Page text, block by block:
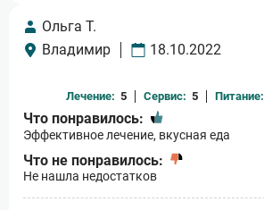
Ольга Т.
Владимир
18.10.2022
Лечение: 5 Сервис: 5 Питание:
Что понравилось:
Эффективное лечение, вкусная еда
Что не понравилось:
Не нашла недостатков